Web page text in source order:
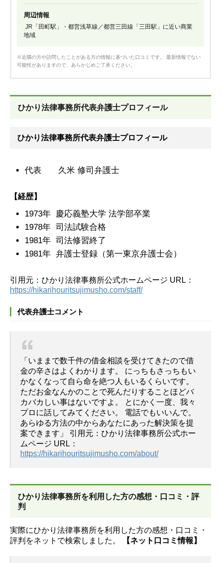
周辺情報
JR「田町駅」・都営浅草線／都営三田線「三田駅」に近い商業
地域
※近隣の方や訪問したことがある方の情報に基づいた口コミです。 最新情報でない
可能性がありますので、あらかじめご了承ください。
ひかり法律事務所代表弁護士プロフィール
ひかり法律事務所代表弁護士プロフィール
代表 久米 修司弁護士
【経歴】
1973年 慶応義塾大学 法学部卒業
1978年 司法試験合格
1981年 司法修習終了
1981年 弁護士登録（第一東京弁護士会）
引用元：ひかり法律事務所公式ホームページ URL：
https://hikarihouritsujimusho.com/staff/
代表弁護士コメント
「いままで数千件の借金相談を受けてきたので借
金の辛さはよくわかります。
にっちもさっちもい
かなくなって自ら命を絶つ人もいるくらいです。
ただお金なんかのことで死んだりすることほどバ
カバカしい事はないですよ。
とにかく一度、我々
プロに話してみてください。
電話でもいいんで。
あらゆる方法の中からあなたにあった解決策を提
案できます」
引用元：ひかり法律事務所公式ホー
ムページ URL：
https://hikarihouritsujimusho.com/about/
ひかり法律事務所を利用した方の感想・口コミ・評
判
実際にひかり法律事務所を利用した方の感想・口コミ・
評判をネットで検索しました。
【ネット口コミ情報】